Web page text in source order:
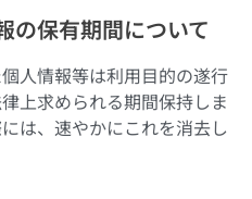
の保有期間について
人情報等は利用目的の遂行
上求められる期間保持しま
は、速やかにこれを消去し